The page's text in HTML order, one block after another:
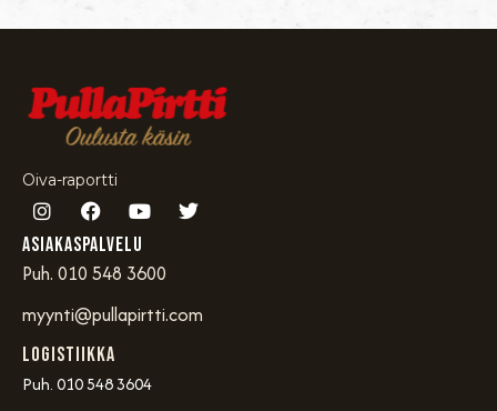
Oiva-raportti
Asiakaspalvelu
Puh. 010 548 3600
myynti@pullapirtti.com
Logistiikka
Puh. 010 548 3604